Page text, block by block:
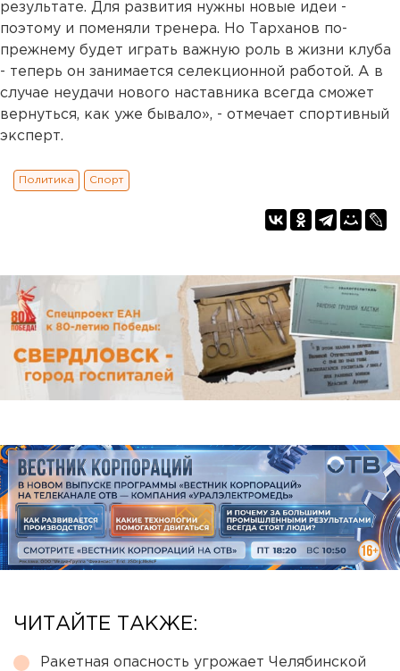
результате. Для развития нужны новые идеи -
поэтому и поменяли тренера. Но Тарханов по-
прежнему будет играть важную роль в жизни клуба
- теперь он занимается селекционной работой. А в
случае неудачи нового наставника всегда сможет
вернуться, как уже бывало», - отмечает спортивный
эксперт.
Политика Спорт
ЧИТАЙТЕ ТАКЖЕ:
Ракетная опасность угрожает Челябинской